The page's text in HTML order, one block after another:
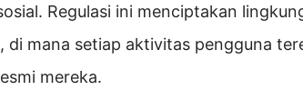
Regulasi ini menciptakan
di mana setiap aktivitas pengguna
mereka.